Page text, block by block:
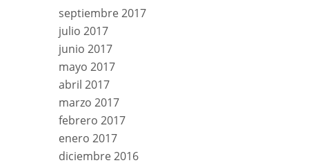
septiembre 2017
julio 2017
junio 2017
mayo 2017
abril 2017
marzo 2017
febrero 2017
enero 2017
diciembre 2016